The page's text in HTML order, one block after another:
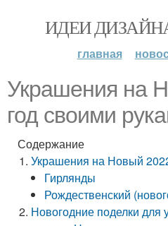
ИДЕИ
главная
Украшения на
год своими
Содержание
Украшения на Новый
Гирлянды
Рождественский
Новогодние поделки